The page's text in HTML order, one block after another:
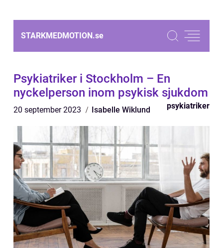
STARKMEDMOTION.se
Psykiatriker i Stockholm – En
nyckelperson inom psykisk sjukdom
20 september 2023 Isabelle Wiklund psykiatriker